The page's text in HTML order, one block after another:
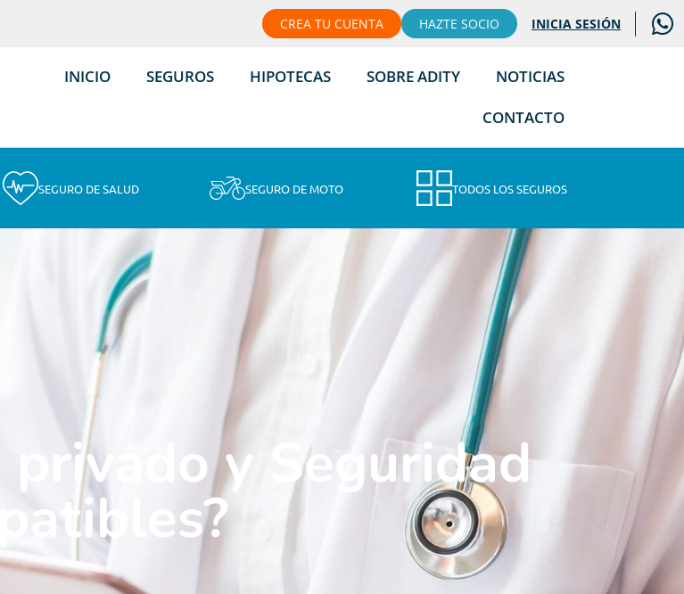
CREA TU CUENTA HAZTE SOCIO INICIA SESIÓN
INICIO SEGUROS HIPOTECAS SOBRE ADITY
NOTICIAS
CONTACTO
SEGURO DE SALUD SEGURO DE MOTO TODOS LOS SEGUROS
y Seguridad